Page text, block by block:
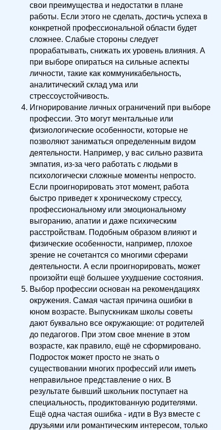
свои преимущества и недостатки в плане
работы. Если этого не сделать, достичь успеха в
конкретной профессиональной области будет
сложнее. Слабые стороны следует
прорабатывать, снижать их уровень влияния. А
при выборе опираться на сильные аспекты
личности, такие как коммуникабельность,
аналитический склад ума или
стрессоустойчивость.
Игнорирование личных ограничений при выборе
профессии. Это могут ментальные или
физиологические особенности, которые не
позволяют заниматься определенным видом
деятельности. Например, у вас сильно развита
эмпатия, из-за чего работать с людьми в
психологически сложные моменты непросто.
Если проигнорировать этот момент, работа
быстро приведет к хроническому стрессу,
профессиональному или эмоциональному
выгоранию, апатии и даже психическим
расстройствам. Подобным образом влияют и
физические особенности, например, плохое
зрение не сочетантся со многими сферами
деятельности. А если проигнорировать, может
произойти ещё большее ухудшение состояния.
Выбор профессии основан на рекомендациях
окружения. Самая частая причина ошибки в
юном возрасте. Выпускникам школы советы
дают буквально все окружающие: от родителей
до педагогов. При этом свое мнение в этом
возрасте, как правило, ещё не сформировано.
Подросток может просто не знать о
существовании многих профессий или иметь
неправильное представление о них. В
результате бывший школьник поступает на
специальность, продиктованную родителями.
Ещё одна частая ошибка - идти в Вуз вместе с
друзьями или романтическим интересом, только